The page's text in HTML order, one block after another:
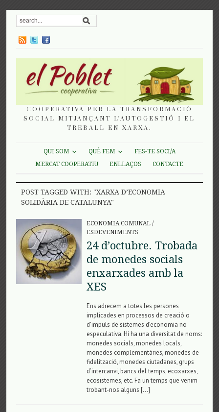
COOPERATIVA PER LA TRANSFORMACIÓ
SOCIAL MITJANÇANT L'AUTOGESTIÓ I EL
TREBALL EN XARXA.
QUI SOM QUÈ FEM
FES-TE SOCI/A
MERCAT COOPERATIU
ENLLAÇOS CONTACTE
POST TAGGED WITH: "XARXA D’ECONOMIA
SOLIDÀRIA DE CATALUNYA"
ECONOMIA COMUNAL/
ESDEVENIMENTS
24 d’octubre. Trobada
de monedes socials
enxarxades amb la
XES
Ens adrecem a totes les persones
implicades en processos de creació o
d’impuls de sistemes d’economia no
especulativa. Hi ha una diversitat de noms:
monedes socials, monedes locals,
monedes complementàries, monedes de
fidelització, monedes ciutadanes, grups
d’intercanvi, bancs del temps, ecoxarxes,
ecosistemes, etc. Fa un temps que venim
trobant-nos alguns […]